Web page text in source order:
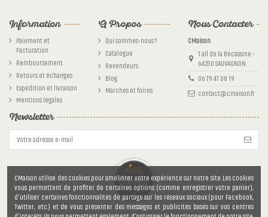
Information
Paiement et
Facturation
Remboursement
Retours et échanges
Expédition et livraison
Mentions légales
A Propos
Qui sommes-nous ?
Catalogue
Revendeurs
Blog
Marchés et foires
Nous Contacter
CMaison
1 all de la Bécassine -
64230 SAUVAGNON
06 79 47 08 19
contact@cmaison.fr
Newsletter
CMaison utilise des cookies pour améliorer votre expérience sur notre site. Les cookies
vous permettent de profiter de certaines options (comme enregistrer votre panier),
d'utiliser certaines fonctionnalités de partage sur les réseaux sociaux (pour Facebook,
Twitter, etc.) et de vous présenter des messages et publicités basés sur vos centres